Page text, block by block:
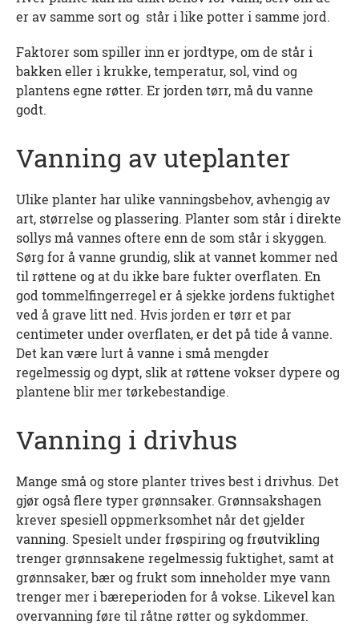
er av samme sort og står i like potter i samme jord.
Faktorer som spiller inn er jordtype, om de står i
bakken eller i krukke, temperatur, sol, vind og
plantens egne røtter. Er jorden tørr, må du vanne
godt.
Vanning av uteplanter
Ulike planter har ulike vanningsbehov, avhengig av
art, størrelse og plassering. Planter som står i direkte
sollys må vannes oftere enn de som står i skyggen.
Sørg for å vanne grundig, slik at vannet kommer ned
til røttene og at du ikke bare fukter overflaten. En
god tommelfingerregel er å sjekke jordens fuktighet
ved å grave litt ned. Hvis jorden er tørr et par
centimeter under overflaten, er det på tide å vanne.
Det kan være lurt å vanne i små mengder
regelmessig og dypt, slik at røttene vokser dypere og
plantene blir mer tørkebestandige.
Vanning i drivhus
Mange små og store planter trives best i drivhus. Det
gjør også flere typer grønnsaker. Grønnsakshagen
krever spesiell oppmerksomhet når det gjelder
vanning. Spesielt under frøspiring og frøutvikling
trenger grønnsakene regelmessig fuktighet, samt at
grønnsaker, bær og frukt som inneholder mye vann
trenger mer i bæreperioden for å vokse. Likevel kan
overvanning føre til råtne røtter og sykdommer.